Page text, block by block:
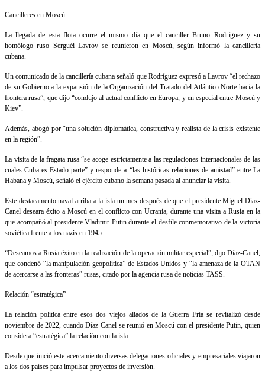
Cancilleres en Moscú
La llegada de esta flota ocurre el mismo día que el canciller Bruno Rodríguez y su
homólogo ruso Serguéi Lavrov se reunieron en Moscú, según informó la cancillería
cubana.
Un comunicado de la cancillería cubana señaló que Rodríguez expresó a Lavrov “el rechazo
de su Gobierno a la expansión de la Organización del Tratado del Atlántico Norte hacia la
frontera rusa”, que dijo “condujo al actual conflicto en Europa, y en especial entre Moscú y
Kiev”.
Además, abogó por “una solución diplomática, constructiva y realista de la crisis existente
en la región”.
La visita de la fragata rusa “se acoge estrictamente a las regulaciones internacionales de las
cuales Cuba es Estado parte” y responde a “las históricas relaciones de amistad” entre La
Habana y Moscú, señaló el ejército cubano la semana pasada al anunciar la visita.
Este destacamento naval arriba a la isla un mes después de que el presidente Miguel Díaz-
Canel deseara éxito a Moscú en el conflicto con Ucrania, durante una visita a Rusia en la
que acompañó al presidente Vladimir Putin durante el desfile conmemorativo de la victoria
soviética frente a los nazis en 1945.
“Deseamos a Rusia éxito en la realización de la operación militar especial”, dijo Díaz-Canel,
que condenó “la manipulación geopolítica” de Estados Unidos y “la amenaza de la OTAN
de acercarse a las fronteras” rusas, citado por la agencia rusa de noticias TASS.
Relación “estratégica”
La relación política entre esos dos viejos aliados de la Guerra Fría se revitalizó desde
noviembre de 2022, cuando Díaz-Canel se reunió en Moscú con el presidente Putin, quien
considera “estratégica” la relación con la isla.
Desde que inició este acercamiento diversas delegaciones oficiales y empresariales viajaron
a los dos países para impulsar proyectos de inversión.